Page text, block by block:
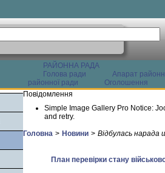
РАЙОННА РАДА
Голова ради
Апарат
районної ради
Оголошення
Повідомлення
Simple Image Gallery Pro Notice:
and retry.
Головна > Новини > Відбулась
План перевірки стану